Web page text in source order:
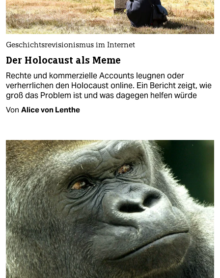
Geschichtsrevisionismus im Internet
Der Holocaust als Meme
Rechte und kommerzielle Accounts leugnen oder
verherrlichen den Holocaust online. Ein Bericht zeigt, wie
groß das Problem ist und was dagegen helfen würde
Von Alice von Lenthe